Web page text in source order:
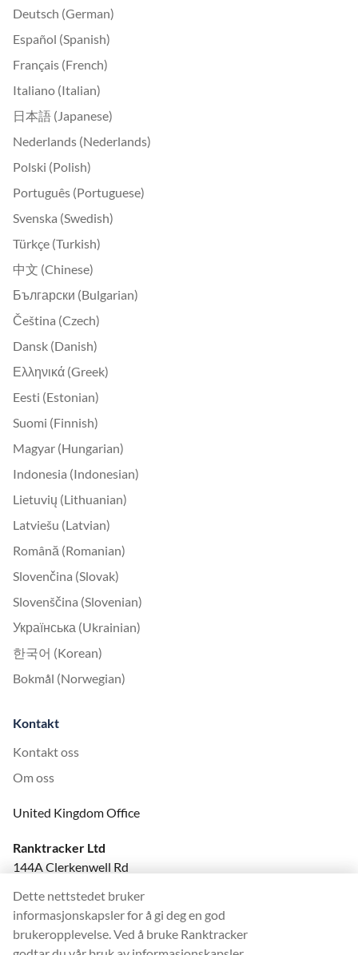
Deutsch (German)
Español (Spanish)
Français (French)
Italiano (Italian)
日本語 (Japanese)
Nederlands (Nederlands)
Polski (Polish)
Português (Portuguese)
Svenska (Swedish)
Türkçe (Turkish)
中文 (Chinese)
Български (Bulgarian)
Čeština (Czech)
Dansk (Danish)
Ελληνικά (Greek)
Eesti (Estonian)
Suomi (Finnish)
Magyar (Hungarian)
Indonesia (Indonesian)
Lietuvių (Lithuanian)
Latviešu (Latvian)
Română (Romanian)
Slovenčina (Slovak)
Slovenščina (Slovenian)
Українська (Ukrainian)
한국어 (Korean)
Bokmål (Norwegian)
Kontakt
Kontakt oss
Om oss
United Kingdom Office
Ranktracker Ltd
144A Clerkenwell Rd
Company No: 08820809
felix@ranktracker.com
Dette nettstedet bruker
informasjonskapsler for å gi deg en god
brukeropplevelse. Ved å bruke Ranktracker